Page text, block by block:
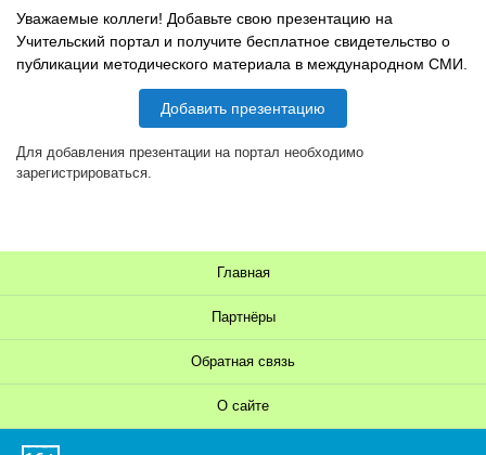
Уважаемые коллеги! Добавьте свою презентацию на
Учительский портал и получите бесплатное свидетельство о
публикации методического материала в международном СМИ.
Добавить презентацию
Для добавления презентации на портал необходимо
зарегистрироваться.
Главная
Партнёры
Обратная связь
О сайте